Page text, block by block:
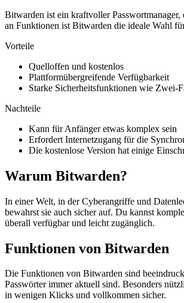
Bitwarden ist ein kraftvoller
an Funktionen ist Bitwarden die ideale Wahl
Vorteile
Quelloffen und kostenlos
Plattformübergreifende Verfügbarkeit
Starke Sicherheitsfunktionen wie Zwei-
Nachteile
Kann für Anfänger etwas komplex sein
Erfordert Internetzugang für die
Die kostenlose Version hat einige
Warum Bitwarden?
In einer Welt, in der Cyberangriffe und
bewahrst sie auch sicher auf. Du kannst
überall verfügbar und leicht zugänglich.
Funktionen von Bitwarden
Die Funktionen von Bitwarden sind
Passwörter immer aktuell sind. Besonders
in wenigen Klicks und vollkommen sicher.